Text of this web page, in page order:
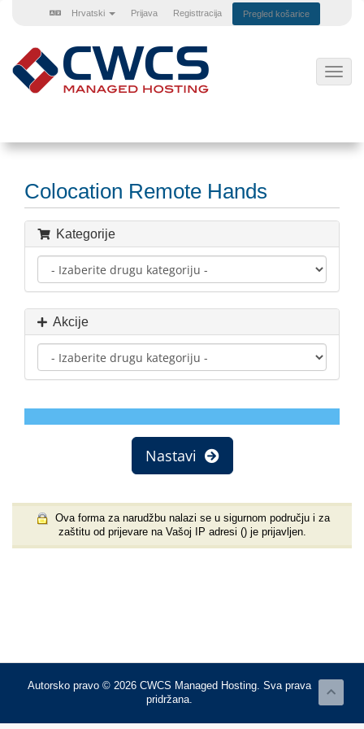
Hrvatski Prijava Registtracija Pregled košarice
Colocation Remote Hands
Kategorije
Akcije
Nastavi
Ova forma za narudžbu nalazi se u sigurnom području i za
zaštitu od prijevare na Vašoj IP adresi () je prijavljen.
Autorsko pravo © 2026 CWCS Managed Hosting. Sva prava
pridržana.